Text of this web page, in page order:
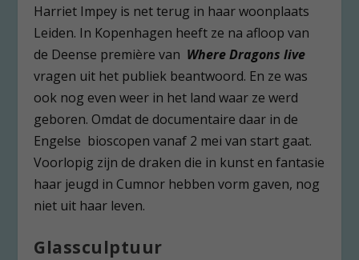
Harriet Impey is net terug in haar woonplaats
Leiden. In Kopenhagen heeft ze na afloop van
de Deense première van Where Dragons live
vragen uit het publiek beantwoord. En ze was
ook nog even weer in het land waar ze werd
geboren. Omdat de documentaire daar in de
Engelse bioscopen vanaf 2 mei van start gaat.
Voorlopig zijn de draken die in kunst en fantasie
haar jeugd in Cumnor hebben vorm gaven, nog
niet uit haar leven.
Glassculptuur